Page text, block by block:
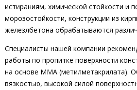
истираниям, химической стойкости и
морозостойкости, конструкции из
железлбетона обрабатываются
Специалисты нашей компании
работы по пропитке поверхности
на основе ММА (метилметакрилата).
вязкостью, высокой силой